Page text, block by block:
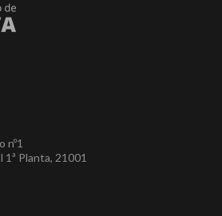
nº1
1ª Planta, 21001